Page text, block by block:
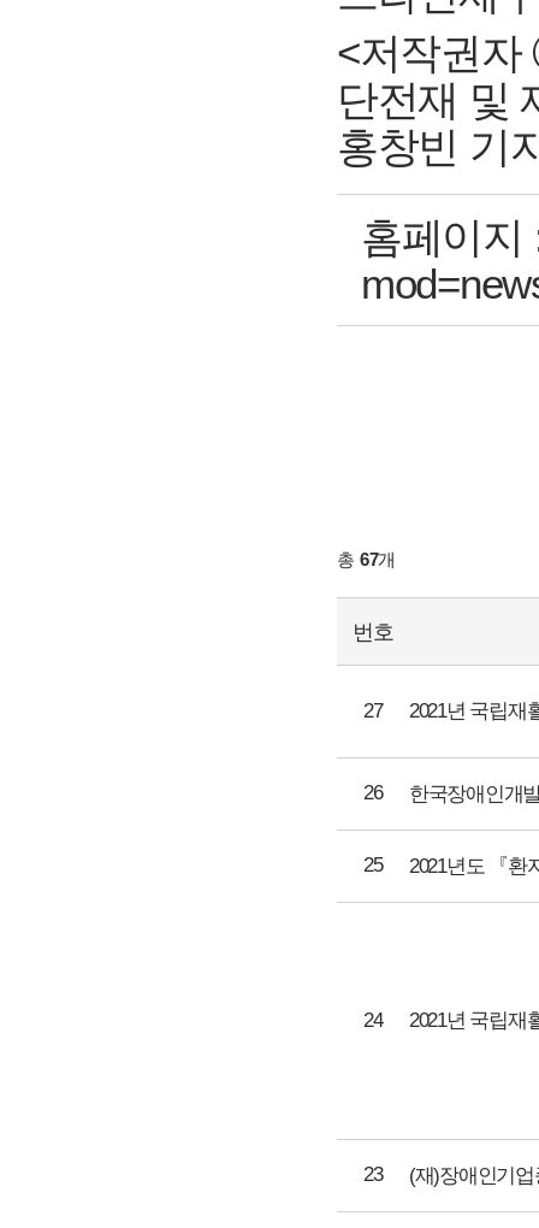
<저작권자
단전재 및
홍창빈 기
홈페이
총 67개
번호
27 2021년 국립재
26
25
24 2021년 국립재
23 (재)장애인기